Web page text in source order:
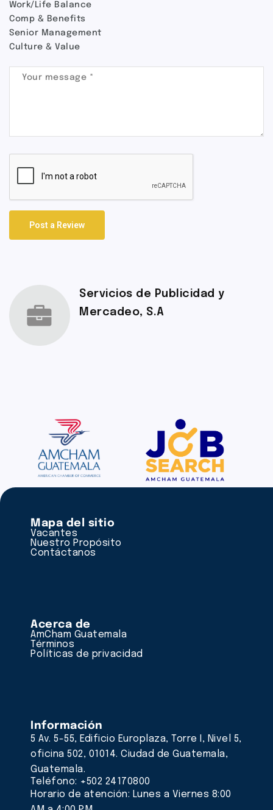
Work/Life Balance
Comp & Benefits
Senior Management
Culture & Value
Post a Review
Servicios de Publicidad y
Mercadeo, S.A
Mapa del sitio
Vacantes
Nuestro Propósito
Contáctanos
Acerca de
AmCham Guatemala
Términos
Políticas de privacidad
Información
5 Av. 5-55, Edificio Europlaza, Torre I, Nivel 5,
oficina 502, 01014. Ciudad de Guatemala,
Guatemala.
Teléfono: +502 24170800
Horario de atención: Lunes a Viernes 8:00